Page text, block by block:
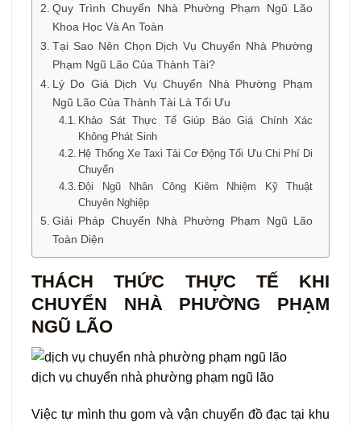
Quy Trình Chuyển Nhà Phường Phạm Ngũ Lão
Khoa Học Và An Toàn
Tại Sao Nên Chọn Dịch Vụ Chuyển Nhà Phường
Phạm Ngũ Lão Của Thành Tài?
Lý Do Giá Dịch Vụ Chuyển Nhà Phường Phạm
Ngũ Lão Của Thành Tài Là Tối Ưu
Khảo Sát Thực Tế Giúp Báo Giá Chính Xác
Không Phát Sinh
Hệ Thống Xe Taxi Tải Cơ Động Tối Ưu Chi Phí Di
Chuyển
Đội Ngũ Nhân Công Kiêm Nhiệm Kỹ Thuật
Chuyên Nghiệp
Giải Pháp Chuyển Nhà Phường Phạm Ngũ Lão
Toàn Diện
THÁCH THỨC THỰC TẾ KHI
CHUYỂN NHÀ PHƯỜNG PHẠM
NGŨ LÃO
dịch vụ chuyển nhà phường phạm ngũ lão
Việc tự mình thu gom và vận chuyển đồ đạc tại khu